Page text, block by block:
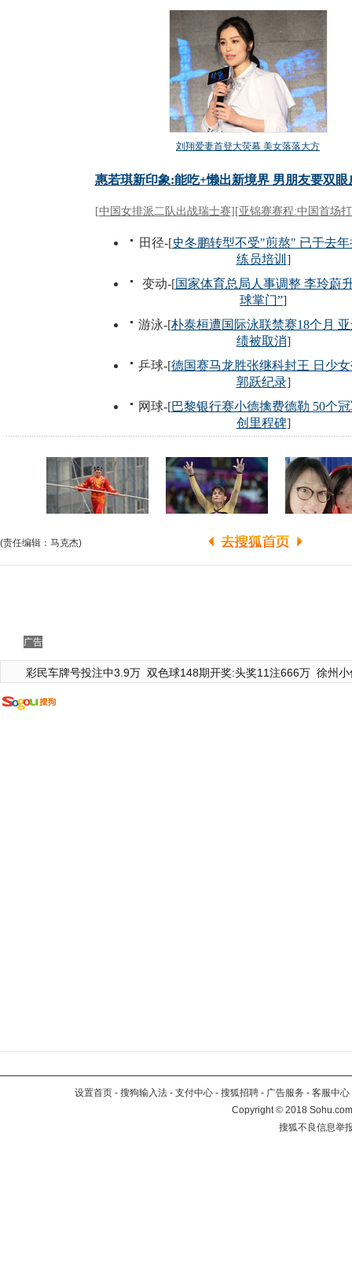
(责任编辑：马克杰)
广告
彩民车牌号投注中3.9万 双色球148期开奖:头奖11注666万 徐州
设置首页 - 搜狗输入法 - 支付中心 - 搜狐招聘 - 广告服务 - 客服中心
Copyright©2018
搜狐不良信息举